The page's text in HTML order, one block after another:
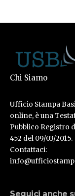
Chi Siamo
Ufficio Stampa
online, è una
Pubblico Registro
452 del 09/03/2015.
Contattaci:
Seguici anche